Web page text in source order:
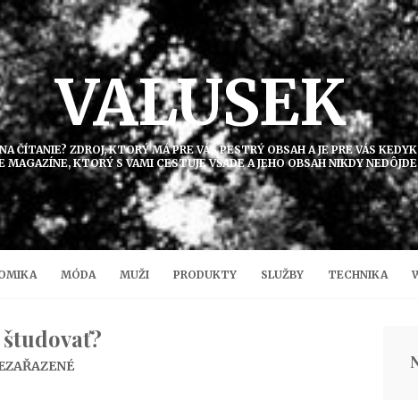
VALUSEK
ČÍTANIE? ZDROJ, KTORÝ MÁ PRE VÁS PESTRÝ OBSAH A JE PRE VÁS
MAGAZÍNE, KTORÝ S VAMI CESTUJE VŠADE A JEHO OBSAH NIKDY
MÓDA MUŽI PRODUKTY SLUŽBY TECHNIKA